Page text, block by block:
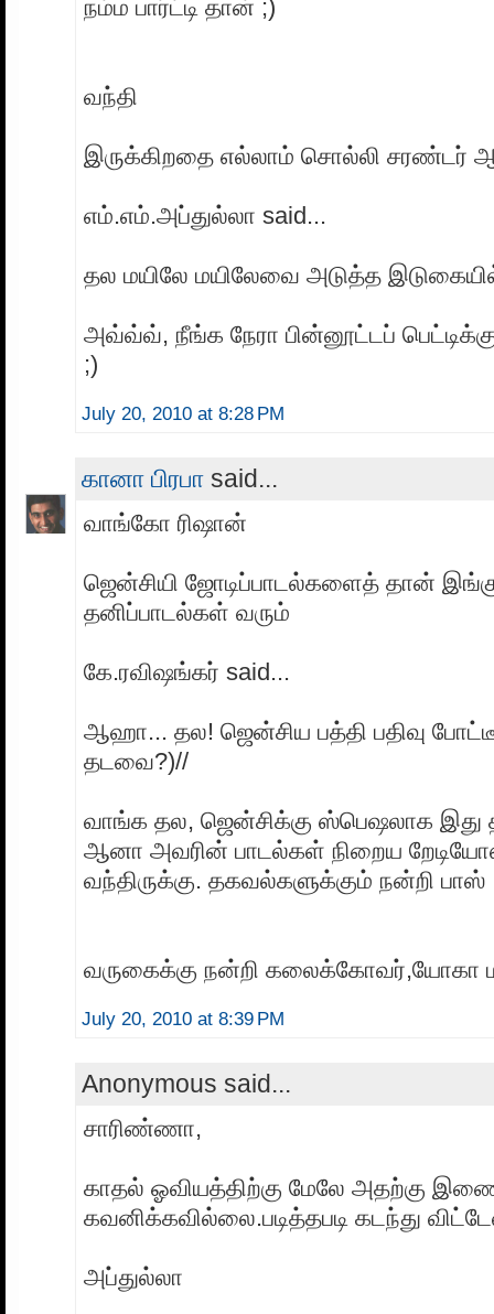
நம்ம பார்ட்டி தான் ;)
வந்தி
இருக்கிறதை எல்லாம் சொல்லி சரண்டர்
எம்.எம்.அப்துல்லா said...
தல மயிலே மயிலேவை அடுத்த
அவ்வ்வ், நீங்க நேரா பின்னூட்டப்
;)
July 20, 2010 at 8:28 PM
கானா பிரபா said...
வாங்கோ ரிஷான்
ஜென்சியி ஜோடிப்பாடல்களைத் தான்
தனிப்பாடல்கள் வரும்
கே.ரவிஷங்கர் said...
ஆஹா... தல! ஜென்சிய பத்தி பதிவு
தடவை?)//
வாங்க தல, ஜென்சிக்கு ஸ்பெஷலாக இது
ஆனா அவரின் பாடல்கள் நிறைய
வந்திருக்கு. தகவல்களுக்கும் நன்றி பாஸ்
வருகைக்கு நன்றி கலைக்கோவர்,யோகா
July 20, 2010 at 8:39 PM
Anonymous said...
சாரிண்ணா,
காதல் ஓவியத்திற்கு மேலே அதற்கு
கவனிக்கவில்லை.படித்தபடி கடந்து
அப்துல்லா